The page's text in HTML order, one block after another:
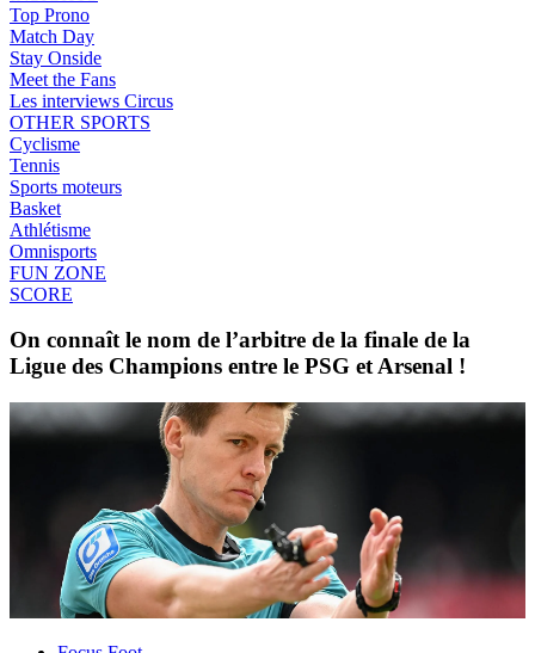
Top Prono
Match Day
Stay Onside
Meet the Fans
Les interviews Circus
OTHER SPORTS
Cyclisme
Tennis
Sports moteurs
Basket
Athlétisme
Omnisports
FUN ZONE
SCORE
On connaît le nom de l’arbitre de la finale de la
Ligue des Champions entre le PSG et Arsenal !